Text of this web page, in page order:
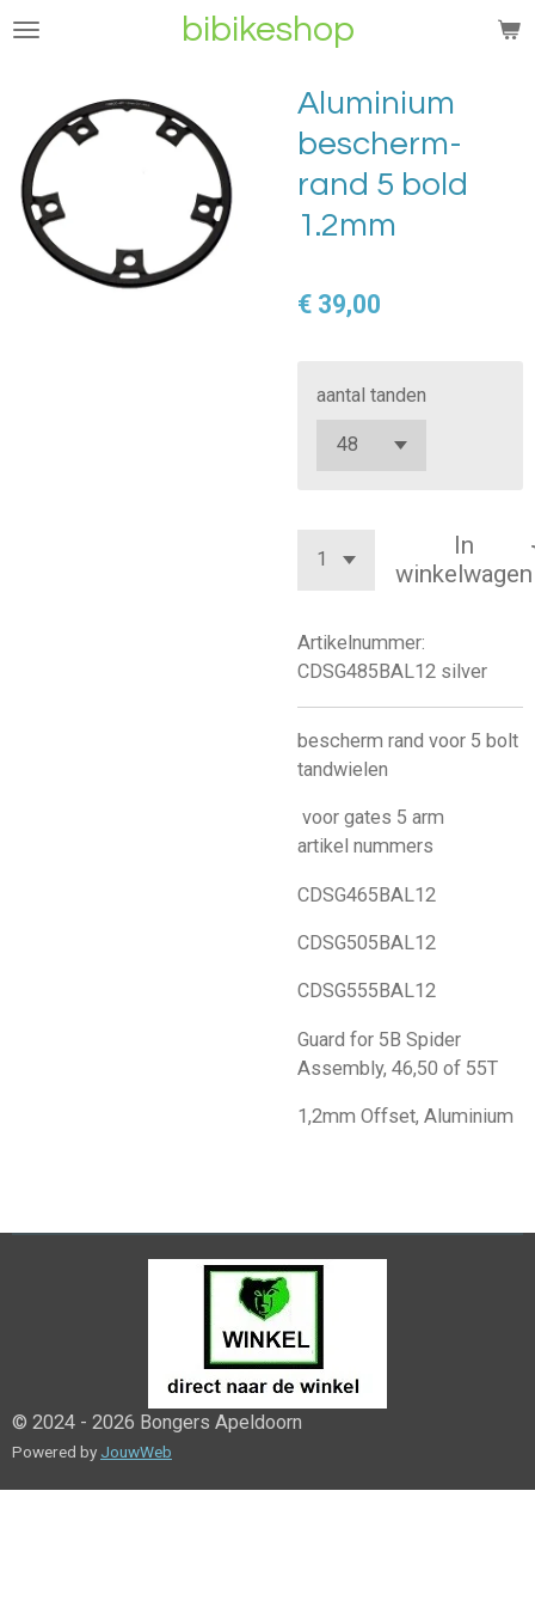
Ga
hoofdinhoud
bibikeshop
Aluminium
bescherm-
rand 5 bold
1.2mm
€ 39,00
aantal tanden
In
winkelwagen
Artikelnummer:
CDSG485BAL12 silver
bescherm rand voor 5 bolt
tandwielen
voor gates 5 arm
artikel nummers
CDSG465BAL12
CDSG505BAL12
CDSG555BAL12
Guard for 5B Spider
Assembly, 46,50 of 55T
1,2mm Offset, Aluminium
© 2024 - 2026 Bongers Apeldoorn
Powered by JouwWeb